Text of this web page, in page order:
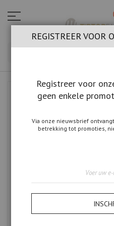
naar
de
inhoud
einde
REGISTREER VOOR
Registreer voor
geen enkele
Via onze nieuwsbrief
betrekking tot promoties,
op
onze